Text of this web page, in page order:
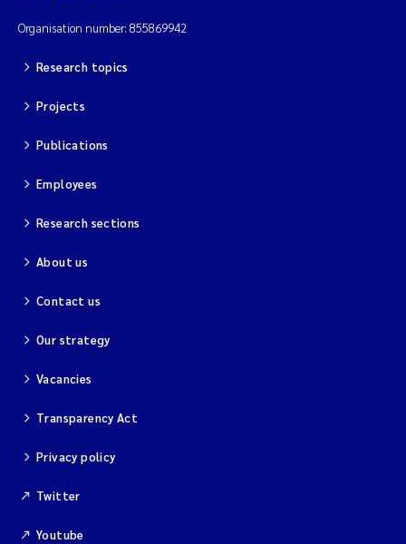
Organisation number: 855869942
Research topics
Projects
Publications
Employees
Research sections
About us
Contact us
Our strategy
Vacancies
Transparency Act
Privacy policy
Twitter
Youtube